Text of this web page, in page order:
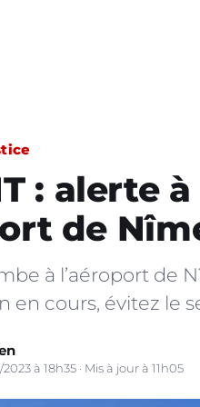
: alerte
de
à l’aéroport de
en cours, évitez le
à 18h35 · Mis à jour à 11h05